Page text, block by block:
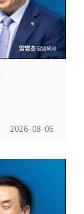
2026-08-06